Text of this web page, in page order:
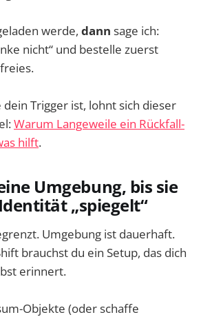
werde, dann sage ich:
nicht“ und bestelle zuerst
Trigger ist, lohnt sich dieser
Warum Langeweile ein Rückfall-
hilft.
Umgebung, bis sie
„spiegelt“
Umgebung ist dauerhaft.
brauchst du ein Setup, das dich
erinnert.
Objekte (oder schaffe